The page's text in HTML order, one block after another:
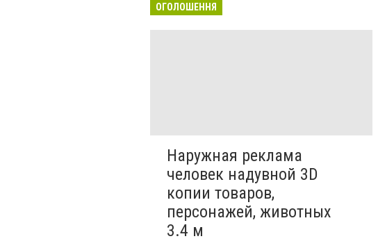
ОГОЛОШЕННЯ
Наружная реклама
человек надувной 3D
копии товаров,
персонажей, животных
3.4 м